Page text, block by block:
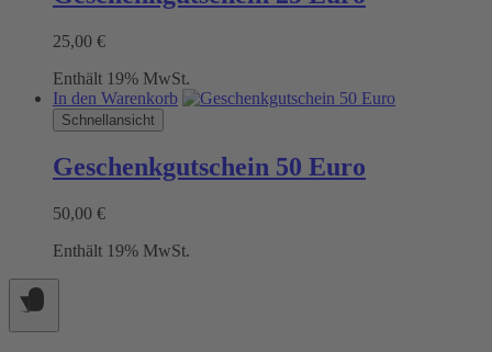
25,00 €
Enthält 19% MwSt.
In den Warenkorb
Schnellansicht
Geschenkgutschein 50 Euro
50,00 €
Enthält 19% MwSt.